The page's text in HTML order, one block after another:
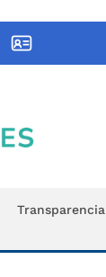
Transparencia